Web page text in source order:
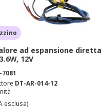
ad espansione
12V
7081
DT-AR-014-12
esclusa)